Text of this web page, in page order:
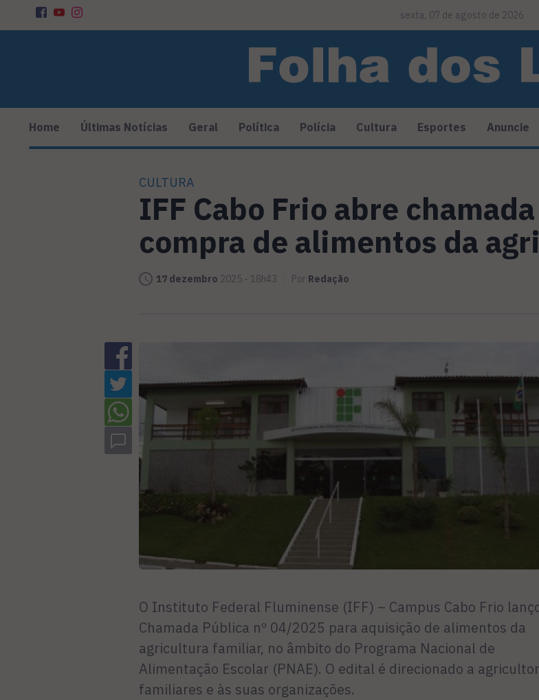
sexta, 07 de agosto de 2026
Home Últimas Notícias Geral Política Polícia Cultura Esportes Anuncie
CULTURA
IFF Cabo Frio abre
compra de alimentos da
17 dezembro 2025 - 18h43 Por Redação
O Instituto Federal Fluminense (IFF) – Campus Cabo Frio
Chamada Pública nº 04/2025 para aquisição de alimentos da
agricultura familiar, no âmbito do Programa Nacional de
Alimentação Escolar (PNAE). O edital é direcionado a
familiares e às suas organizações.